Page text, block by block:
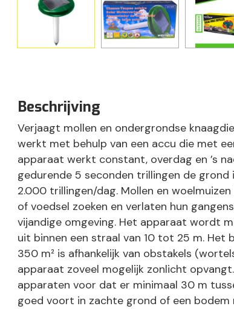
Beschrijving
Verjaagt mollen en ondergrondse
werkt met behulp van een accu die met
apparaat werkt constant, overdag en ’s
gedurende 5 seconden trillingen de
2.000 trillingen/dag. Mollen en
of voedsel zoeken en verlaten hun
vijandige omgeving. Het apparaat wordt
uit binnen een straal van 10 tot 25 m. Het
350 m² is afhankelijk van obstakels
apparaat zoveel mogelijk zonlicht
apparaten voor dat er minimaal 30 m
goed voort in zachte grond of een bodem